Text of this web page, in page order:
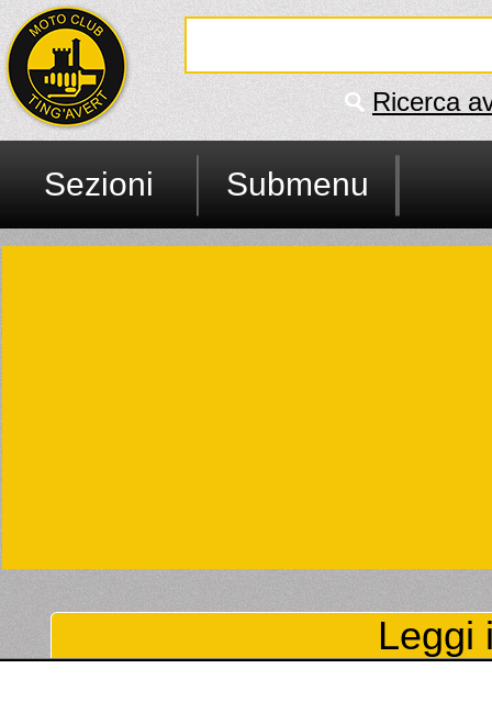
Ricerca
Sezioni Submenu
Leggi